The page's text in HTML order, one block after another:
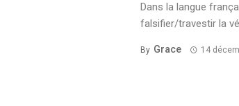
Dans la langue
falsifier/travestir la
By Grace 14